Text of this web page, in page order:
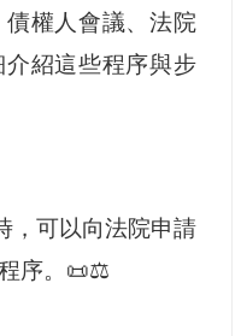
權人會議、法院
紹這些程序與步
，可以向法院申請
序。📜⚖️